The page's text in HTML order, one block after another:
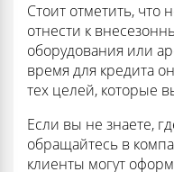
Стоит отметить,
отнести к
оборудования или
время для кредита
тех целей, которые
Если вы не знаете,
обращайтесь в
клиенты могут